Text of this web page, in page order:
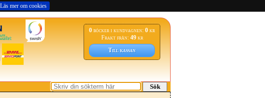
Läs mer om cookies
0 böcker i kundvagnen:0kr
Frakt från: 49kr
Till kassan
Sök